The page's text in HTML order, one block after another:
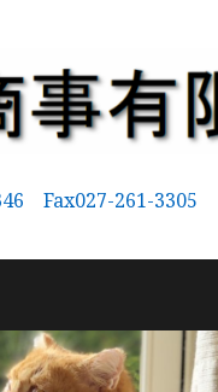
Fax027-261-3305